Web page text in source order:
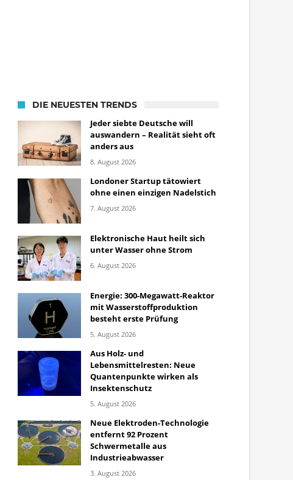
DIE NEUESTEN TRENDS
Jeder siebte Deutsche will
auswandern – Realität sieht oft
anders aus
8. August 2026
Londoner Startup tätowiert
ohne einen einzigen Nadelstich
7. August 2026
Elektronische Haut heilt sich
unter Wasser ohne Strom
6. August 2026
Energie: 300-Megawatt-Reaktor
mit Wasserstoffproduktion
besteht erste Prüfung
5. August 2026
Aus Holz- und
Lebensmittelresten: Neue
Quantenpunkte wirken als
Insektenschutz
5. August 2026
Neue Elektroden-Technologie
entfernt 92 Prozent
Schwermetalle aus
Industrieabwasser
3. August 2026